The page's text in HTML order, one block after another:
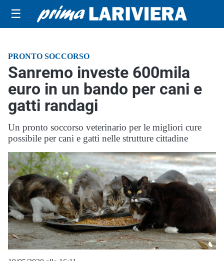
☰
PRONTO SOCCORSO
Sanremo investe 600mila
euro in un bando per cani e
gatti randagi
Un pronto soccorso veterinario per le migliori cure
possibile per cani e gatti nelle strutture cittadine